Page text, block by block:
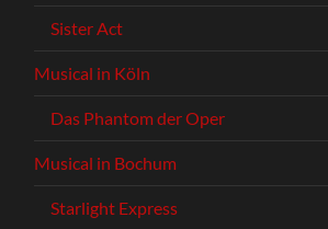
Sister Act
Musical in Köln
Das Phantom der Oper
Musical in Bochum
Starlight Express